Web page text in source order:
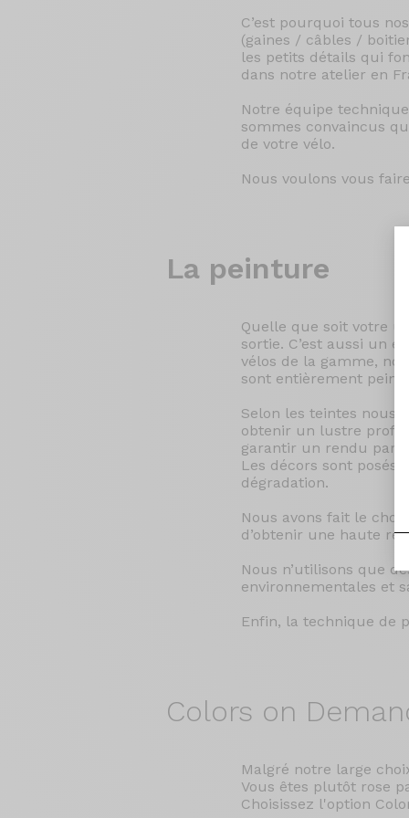
C’est pourquoi tous
(gaines / câbles /
les petits détails qui
dans notre atelier en
Notre équipe
sommes convaincus
de votre vélo.
Nous voulons vous
La peinture
Quelle que soit votre
sortie. C’est aussi un
vélos de la gamme,
sont entièrement
Selon les teintes nous
obtenir un lustre
garantir un rendu
Les décors sont
dégradation.
Nous avons fait le
d’obtenir une haute
Nous n’utilisons que
environnementales et
Enfin, la technique de
Colors on
Malgré notre large
Vous êtes plutôt rose
Choisissez l'option